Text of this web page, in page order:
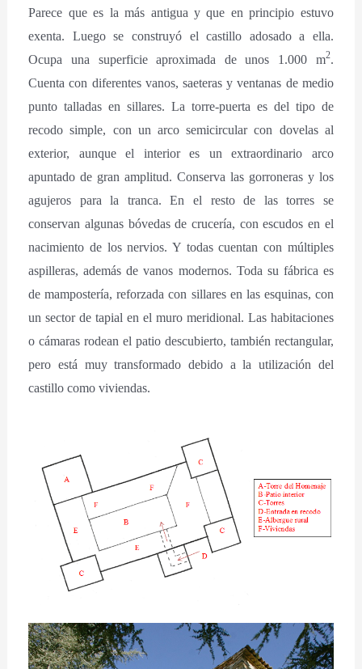
Parece que es la más antigua y que en principio estuvo
exenta. Luego se construyó el castillo adosado a ella.
Ocupa una superficie aproximada de unos 1.000 m2.
Cuenta con diferentes vanos, saeteras y ventanas de medio
punto talladas en sillares. La torre-puerta es del tipo de
recodo simple, con un arco semicircular con dovelas al
exterior, aunque el interior es un extraordinario arco
apuntado de gran amplitud. Conserva las gorroneras y los
agujeros para la tranca. En el resto de las torres se
conservan algunas bóvedas de crucería, con escudos en el
nacimiento de los nervios. Y todas cuentan con múltiples
aspilleras, además de vanos modernos. Toda su fábrica es
de mampostería, reforzada con sillares en las esquinas, con
un sector de tapial en el muro meridional. Las habitaciones
o cámaras rodean el patio descubierto, también rectangular,
pero está muy transformado debido a la utilización del
castillo como viviendas.